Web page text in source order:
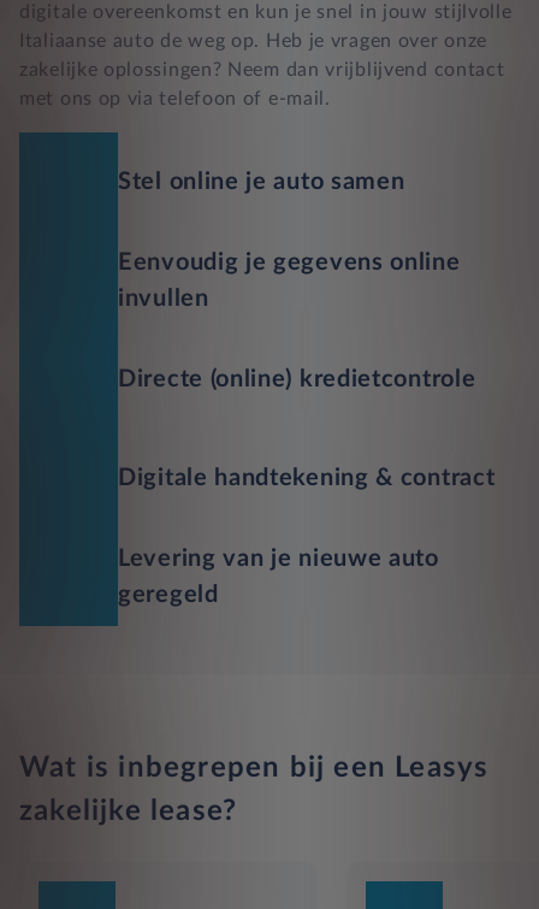
digitale overeenkomst en kun je snel in jouw stijlvolle
Italiaanse auto de weg op. Heb je vragen over onze
zakelijke oplossingen? Neem dan vrijblijvend contact
met ons op via telefoon of e-mail.
Stel online je auto samen
Eenvoudig je gegevens online
invullen
Directe (online) kredietcontrole
Digitale handtekening & contract
Levering van je nieuwe auto
geregeld
Wat is inbegrepen bij een Leasys
zakelijke lease?